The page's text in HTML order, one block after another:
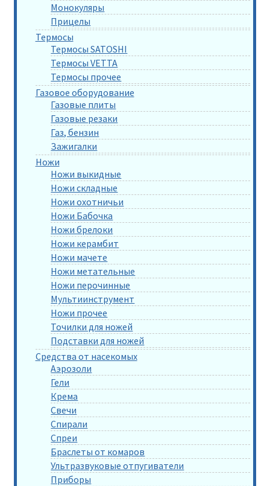
Монокуляры
Прицелы
Термосы
Термосы SATOSHI
Термосы VETTA
Термосы прочее
Газовое оборудование
Газовые плиты
Газовые резаки
Газ, бензин
Зажигалки
Ножи
Ножи выкидные
Ножи складные
Ножи охотничьи
Ножи Бабочка
Ножи брелоки
Ножи керамбит
Ножи мачете
Ножи метательные
Ножи перочинные
Мультиинструмент
Ножи прочее
Точилки для ножей
Подставки для ножей
Средства от насекомых
Аэрозоли
Гели
Крема
Свечи
Спирали
Спреи
Браслеты от комаров
Ультразвуковые отпугиватели
Приборы